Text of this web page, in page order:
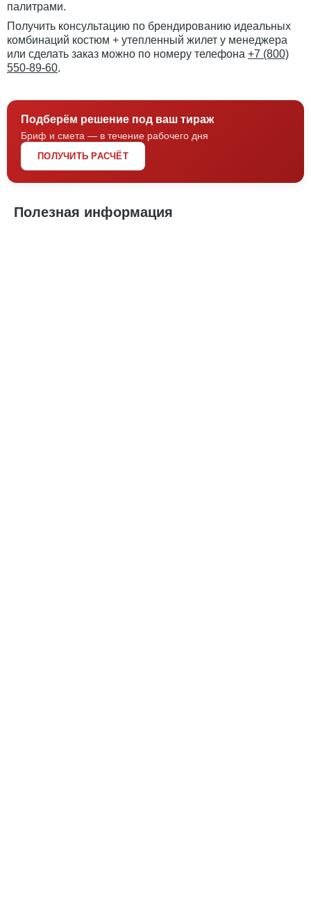
палитрами.
Получить консультацию по брендированию идеальных
комбинаций костюм + утепленный жилет у менеджера
или сделать заказ можно по номеру телефона +7 (800)
550-89-60.
Подберём решение под ваш тираж
Бриф и смета — в течение рабочего дня
ПОЛУЧИТЬ РАСЧЁТ
Полезная информация